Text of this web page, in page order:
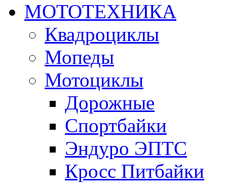
МОТОТЕХНИКА
Квадроциклы
Мопеды
Мотоциклы
Дорожные
Спортбайки
Эндуро ЭПТС
Кросс Питбайки